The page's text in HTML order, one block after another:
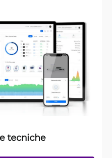
tecniche